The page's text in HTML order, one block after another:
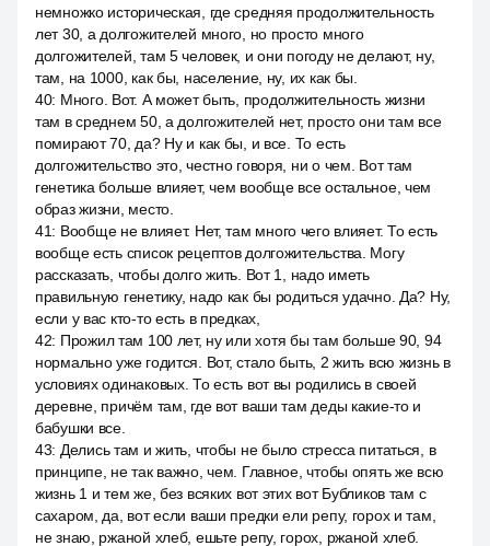
немножко историческая, где средняя продолжительность
лет 30, а долгожителей много, но просто много
долгожителей, там 5 человек, и они погоду не делают, ну,
там, на 1000, как бы, население, ну, их как бы.
40: Много. Вот. А может быть, продолжительность жизни
там в среднем 50, а долгожителей нет, просто они там все
помирают 70, да? Ну и как бы, и все. То есть
долгожительство это, честно говоря, ни о чем. Вот там
генетика больше влияет, чем вообще все остальное, чем
образ жизни, место.
41: Вообще не влияет. Нет, там много чего влияет. То есть
вообще есть список рецептов долгожительства. Могу
рассказать, чтобы долго жить. Вот 1, надо иметь
правильную генетику, надо как бы родиться удачно. Да? Ну,
если у вас кто-то есть в предках,
42: Прожил там 100 лет, ну или хотя бы там больше 90, 94
нормально уже годится. Вот, стало быть, 2 жить всю жизнь в
условиях одинаковых. То есть вот вы родились в своей
деревне, причём там, где вот ваши там деды какие-то и
бабушки все.
43: Делись там и жить, чтобы не было стресса питаться, в
принципе, не так важно, чем. Главное, чтобы опять же всю
жизнь 1 и тем же, без всяких вот этих вот Бубликов там с
сахаром, да, вот если ваши предки ели репу, горох и там,
не знаю, ржаной хлеб, ешьте репу, горох, ржаной хлеб.